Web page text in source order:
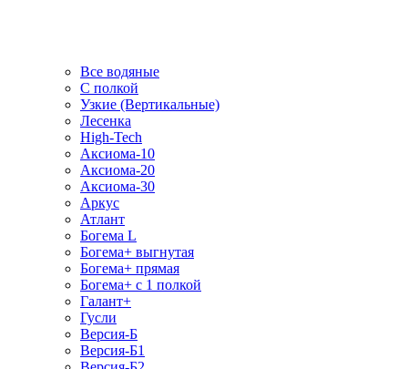
Все водяные
С полкой
Узкие (Вертикальные)
Лесенка
High-Tech
Аксиома-10
Аксиома-20
Аксиома-30
Аркус
Атлант
Богема L
Богема+ выгнутая
Богема+ прямая
Богема+ с 1 полкой
Галант+
Гусли
Версия-Б
Версия-Б1